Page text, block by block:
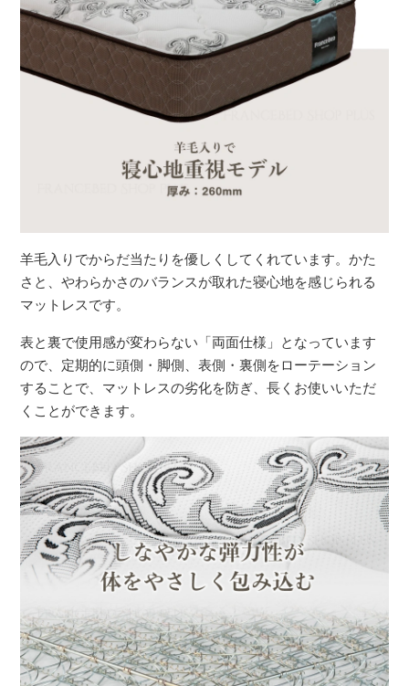
羊毛入りでからだ当たりを優しくしてくれています。かた
さと、やわらかさのバランスが取れた寝心地を感じられる
マットレスです。
表と裏で使用感が変わらない「両面仕様」となっています
ので、定期的に頭側・脚側、表側・裏側をローテーション
することで、マットレスの劣化を防ぎ、長くお使いいただ
くことができます。